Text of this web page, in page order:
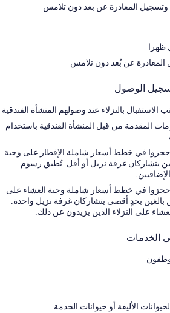
المغادرة عن بعد دون تلامس
ظهرا
المغادرة عن بُعد دون تلامس
الوصول
بالنزلاء عند وصولهم المنشأة الفندقية
المقدمة من قبل المنشأة الفندقية باستخدام
حجزوا في خطط أسعار شاملة الإفطار على وجبة
يتشاركان غرفة نزيل أو أقل. تُطبق رسوم
حجزوا في خطط أسعار شاملة وجبة العشاء على
بحدٍ أقصى يتشاركان غرفة نزيل واحدة.
على النزلاء الذين يزيدون عن ذلك.
الخدمات
الأليفة أو حيوانات الخدمة